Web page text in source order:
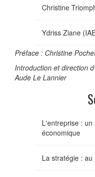
Christine
Ydriss Ziane
Préface : Christine
Introduction et direction
Aude Le Lannier
L'entreprise :
économique
La stratégie :